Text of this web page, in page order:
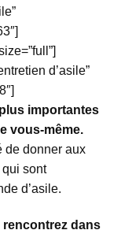
d’asile”
importantes
vous-même.
de donner aux
sont
d’asile.
rencontrez dans